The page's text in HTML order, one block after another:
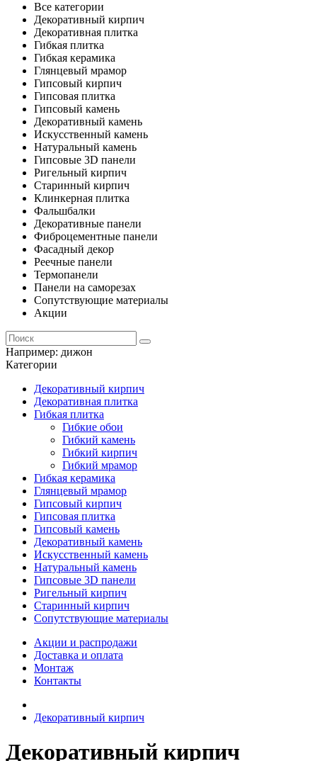
Все категории
Декоративный кирпич
Декоративная плитка
Гибкая плитка
Гибкая керамика
Глянцевый мрамор
Гипсовый кирпич
Гипсовая плитка
Гипсовый камень
Декоративный камень
Искусственный камень
Натуральный камень
Гипсовые 3D панели
Ригельный кирпич
Старинный кирпич
Клинкерная плитка
Фальшбалки
Декоративные панели
Фиброцементные панели
Фасадный декор
Реечные панели
Термопанели
Панели на саморезах
Сопутствующие материалы
Акции
Например: дижон
Категории
Декоративный кирпич
Декоративная плитка
Гибкая плитка
Гибкие обои
Гибкий камень
Гибкий кирпич
Гибкий мрамор
Гибкая керамика
Глянцевый мрамор
Гипсовый кирпич
Гипсовая плитка
Гипсовый камень
Декоративный камень
Искусственный камень
Натуральный камень
Гипсовые 3D панели
Ригельный кирпич
Старинный кирпич
Сопутствующие материалы
Акции и распродажи
Доставка и оплата
Монтаж
Контакты
Декоративный кирпич
Декоративный кирпич